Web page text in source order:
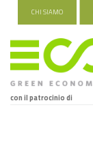
CHI SIAMO
con il patrocinio di